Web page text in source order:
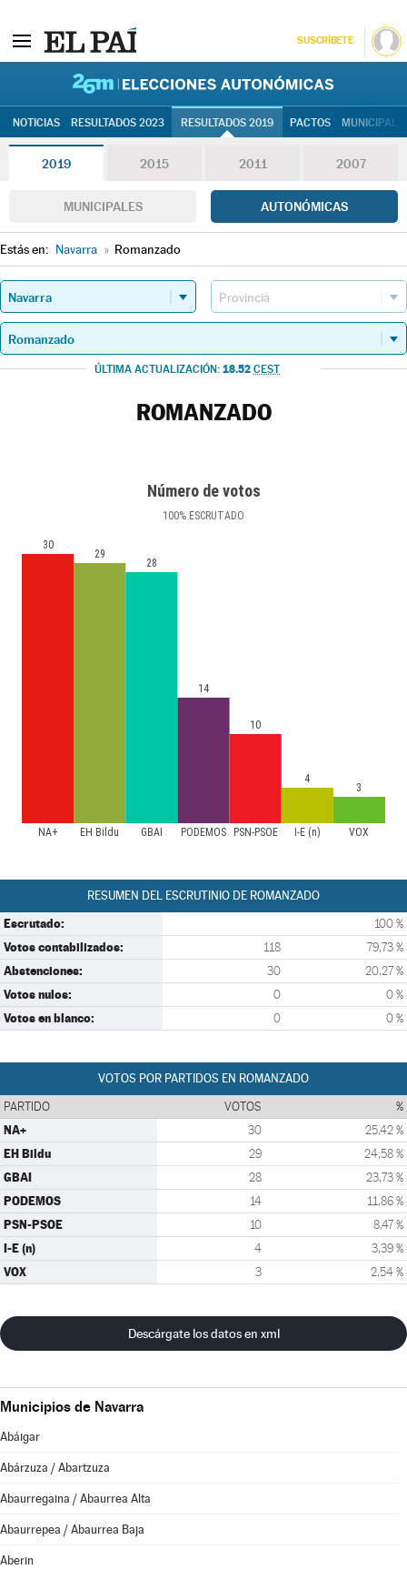
SUSCRÍBETE
NOTICIAS RESULTADOS 2023 RESULTADOS 2019 PACTOS
2019 2015 2011 2007
MUNICIPALES AUTONÓMICAS
Estás en: Navarra » Romanzado
ÚLTIMA ACTUALIZACIÓN: 18.52 CEST
ROMANZADO
Número de votos
100% ESCRUTADO
NA+ EH Bildu GBAI PODEMOS PSN-PSOE I-E (n) VOX
30
29
28
14
10
4
3
RESUMEN DEL ESCRUTINIO DE ROMANZADO
Escrutado: 100 %
Votos contabilizados: 118 79,73 %
Abstenciones: 30 20,27 %
Votos nulos: 0 0 %
Votos en blanco: 0 0 %
VOTOS POR PARTIDOS EN ROMANZADO
PARTIDO VOTOS %
NA+ 30 25,42 %
EH Bildu 29 24,58 %
GBAI 28 23,73 %
PODEMOS 14 11,86 %
PSN-PSOE 10 8,47 %
I-E (n) 4 3,39 %
VOX 3 2,54 %
Descárgate los datos en xml
Municipios de Navarra
Abáigar
Abárzuza / Abartzuza
Abaurregaina / Abaurrea Alta
Abaurrepea / Abaurrea Baja
Aberin